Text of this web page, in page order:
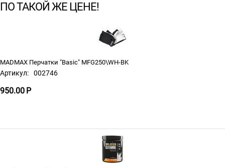
ПО ТАКОЙ ЖЕ ЦЕНЕ!
MADMAX Перчатки "Basic" MFG250\WH-BK
Артикул: 002746
950.00 Р